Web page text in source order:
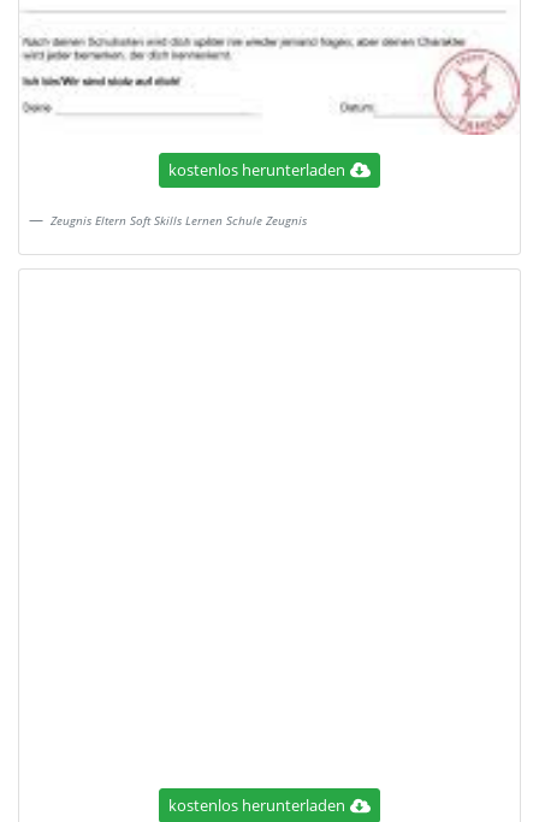
kostenlos herunterladen
Zeugnis Eltern Soft Skills Lernen Schule Zeugnis
kostenlos herunterladen